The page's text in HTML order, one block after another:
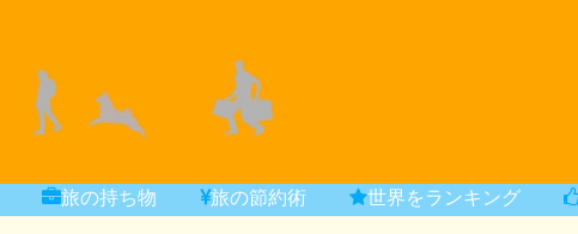
旅の持ち物 旅の節約術 世界をランキング